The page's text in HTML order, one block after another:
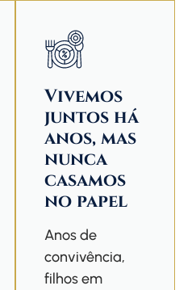
Vivemos
juntos há
anos, mas
nunca
casamos
no papel
Anos de
convivência,
filhos em